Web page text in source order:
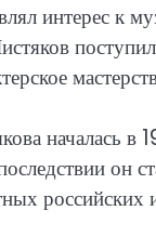
интерес к
началась в
он